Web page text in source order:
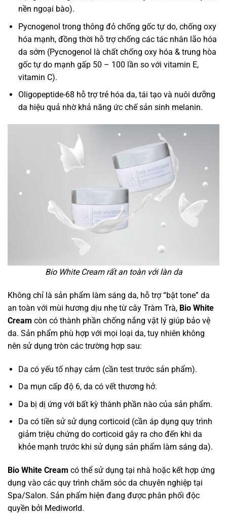
nền ngoại bào).
Pycnogenol trong thông đỏ chống gốc tự do, chống oxy
hóa mạnh, đồng thời hỗ trợ chống các tác nhân lão hóa
da sớm (Pycnogenol là chất chống oxy hóa & trung hòa
gốc tự do mạnh gấp 50 – 100 lần so với vitamin E,
vitamin C).
Oligopeptide-68 hỗ trợ trẻ hóa da, tái tạo và nuôi dưỡng
da hiệu quả nhờ khả năng ức chế sản sinh melanin.
Bio White Cream rất an toàn với làn da
Không chỉ là sản phẩm làm sáng da, hỗ trợ “bật tone” da
an toàn với mùi hương dịu nhẹ từ cây Tràm Trà, Bio White
Cream còn có thành phần chống nắng vật lý giúp bảo vệ
da. Sản phẩm phù hợp với mọi loại da, tuy nhiên không
nên sử dụng tròn các trường hợp sau:
Da có yếu tố nhạy cảm (cần test trước sản phẩm).
Da mụn cấp độ 6, da có vết thương hở.
Da bị dị ứng với bất kỳ thành phần nào của sản phẩm.
Da có tiền sử sử dụng corticoid (cần áp dụng quy trình
giảm triệu chứng do corticoid gây ra cho đến khi da
khỏe mạnh trước khi sử dụng sản phẩm làm sáng da).
Bio White Cream có thể sử dụng tại nhà hoặc kết hợp ứng
dụng vào các quy trình chăm sóc da chuyên nghiệp tại
Spa/Salon. Sản phẩm hiện đang được phân phối độc
quyền bởi Mediworld.